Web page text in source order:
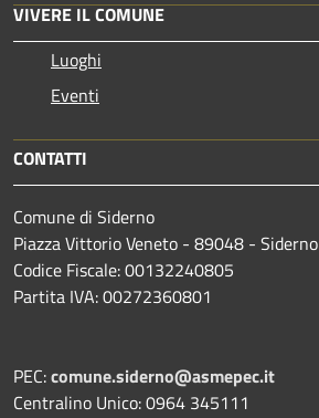
VIVERE IL COMUNE
Luoghi
Eventi
CONTATTI
Comune di Siderno
Piazza Vittorio Veneto - 89048 - Siderno
Codice Fiscale: 00132240805
Partita IVA: 00272360801
PEC:comune.siderno@asmepec.it
Centralino Unico: 0964 345111